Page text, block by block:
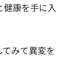
健康を手に入
みて異変を